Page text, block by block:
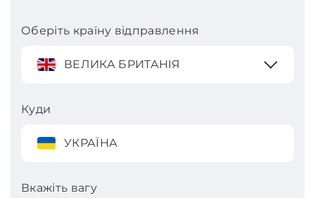
Оберіть країну відправлення
ВЕЛИКА БРИТАНІЯ
Куди
УКРАЇНА
Вкажіть вагу